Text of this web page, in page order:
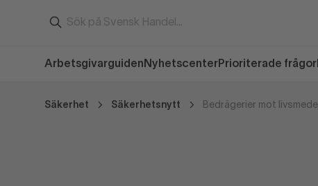
Arbetsgivarguiden Nyhetscenter Prioriterade frågor
Säkerhet Säkerhetsnytt